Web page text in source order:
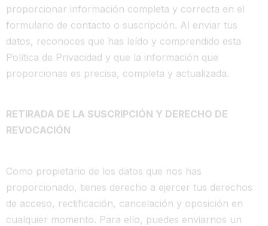
proporcionar información completa y correcta en el
formulario de contacto o suscripción. Al enviar tus
datos, reconoces que has leído y comprendido esta
Política de Privacidad y que la información que
proporcionas es precisa, completa y actualizada.
RETIRADA DE LA SUSCRIPCIÓN Y DERECHO DE
REVOCACIÓN
Como propietario de los datos que nos has
proporcionado, tienes derecho a ejercer tus derechos
de acceso, rectificación, cancelación y oposición en
cualquier momento. Para ello, puedes enviarnos un